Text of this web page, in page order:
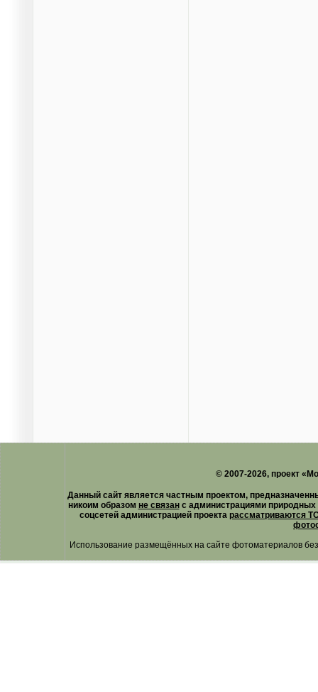
© 2007-2026, проект
Данный сайт является частным проектом,
никоим образом не связанс администрациями природных
соцсетей администрацией проекта рассматриваются
Использование размещённых на сайте фотоматериалов